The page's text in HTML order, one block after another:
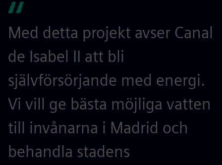
Med detta projekt avser Canal
de Isabel II att bli
självförsörjande med energi.
Vi vill ge bästa möjliga vatten
till invånarna i Madrid och
behandla stadens